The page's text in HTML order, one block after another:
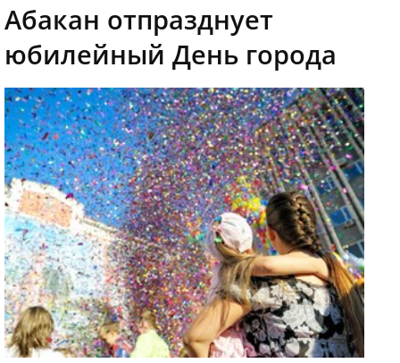
Абакан отпразднует
юбилейный День города